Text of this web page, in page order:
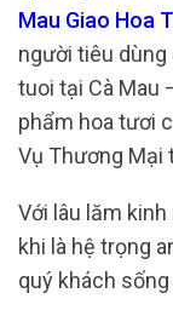
Mau Giao Hoa
người tiêu
tuoi tại Cà Mau
phẩm hoa tươi
Vụ Thương Mại
Với lâu lăm
khi là hệ trọng
quý khách sống